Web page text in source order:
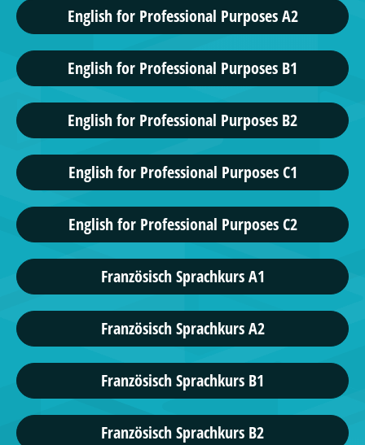
English for Professional Purposes A2
English for Professional Purposes B1
English for Professional Purposes B2
English for Professional Purposes C1
English for Professional Purposes C2
Französisch Sprachkurs A1
Französisch Sprachkurs A2
Französisch Sprachkurs B1
Französisch Sprachkurs B2